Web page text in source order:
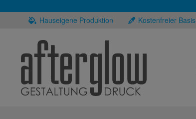
Hauseigene Produktion Kostenfreier